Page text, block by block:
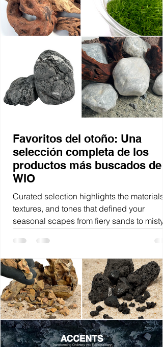
Favoritos del otoño: Una
selección completa de los
productos más buscados de
WIO
Curated selection highlights the materials,
textures, and tones that defined your
seasonal scapes from fiery sands to misty